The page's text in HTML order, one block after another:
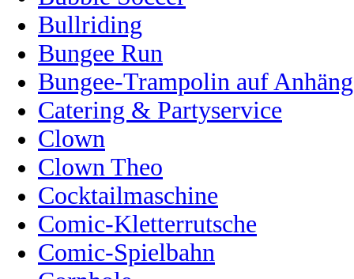
Bullriding
Bungee Run
Bungee-Trampolin auf
Catering & Partyservice
Clown
Clown Theo
Cocktailmaschine
Comic-Kletterrutsche
Comic-Spielbahn